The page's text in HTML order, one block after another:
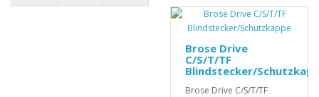
Brose Drive
C/S/T/TF
Blindstecker/
Brose Drive C/S/T/TF